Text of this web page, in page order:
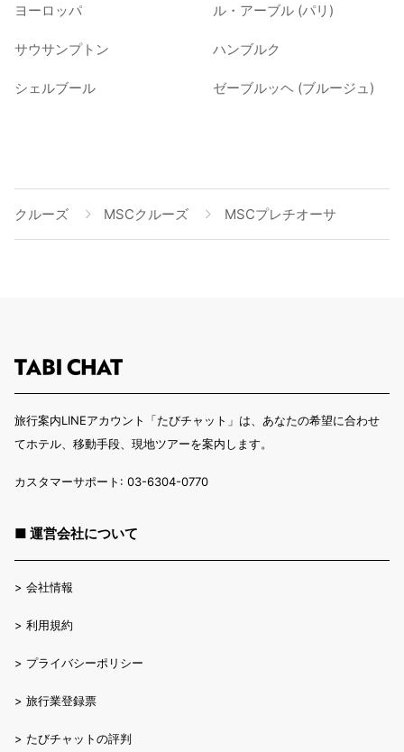
ヨーロッパ ル・アーブル (パリ)
サウサンプトン ハンブルク
シェルブール ゼーブルッヘ (ブルージュ)
クルーズ MSCクルーズ MSCプレチオーサ
旅行案内LINEアカウント「たびチャット」は、あなたの希望に合わせ
てホテル、移動手段、現地ツアーを案内します。
カスタマーサポート: 03-6304-0770
■ 運営会社について
> 会社情報
> 利用規約
> プライバシーポリシー
> 旅行業登録票
> たびチャットの評判